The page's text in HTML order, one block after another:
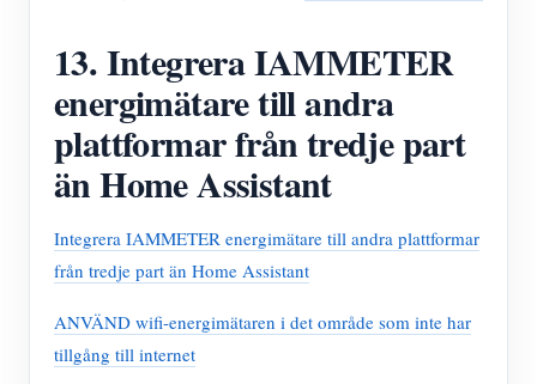
13. Integrera IAMMETER
energimätare till andra
plattformar från tredje part
än Home Assistant
Integrera IAMMETER energimätare till andra plattformar
från tredje part än Home Assistant
ANVÄND wifi-energimätaren i det område som inte har
tillgång till internet